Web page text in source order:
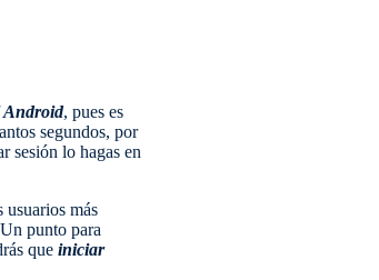
Android, pues es
segundos, por
sesión lo hagas en
usuarios más
punto para
que iniciar